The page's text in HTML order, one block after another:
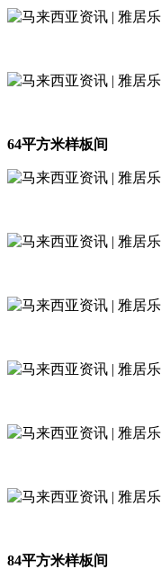
64平方米样板间
84平方米样板间